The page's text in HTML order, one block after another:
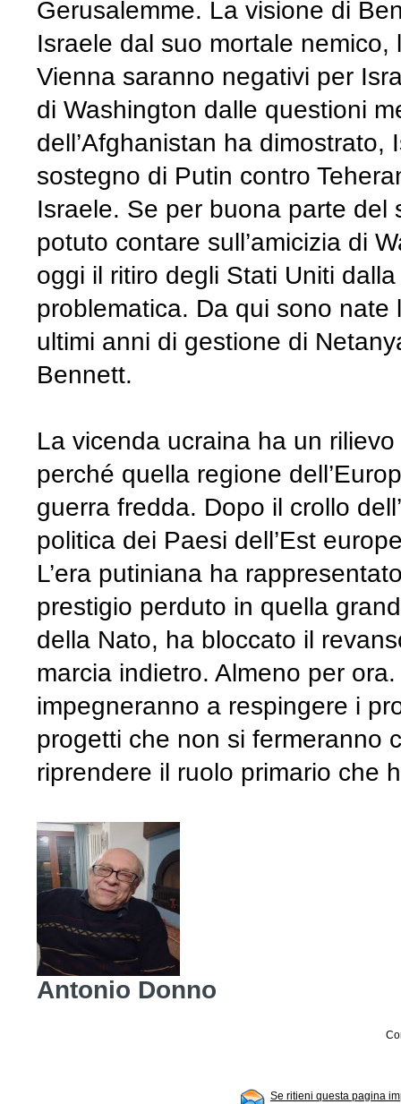
Gerusalemme. La visione di
Israele dal suo mortale nemico,
Vienna saranno negativi per
di Washington dalle questioni
dell’Afghanistan ha dimostrato,
sostegno di Putin contro
Israele. Se per buona parte
potuto contare sull’amicizia di
oggi il ritiro degli Stati Uniti
problematica. Da qui sono
ultimi anni di gestione di
Bennett.
La vicenda ucraina ha un
perché quella regione
guerra fredda. Dopo il crollo
politica dei Paesi dell’Est
L’era putiniana ha
prestigio perduto in quella
della Nato, ha bloccato il
marcia indietro. Almeno per
impegneranno a respingere i
progetti che non si fermeranno
riprendere il ruolo primario che
Antonio Donno
Se ritieni questa pagina